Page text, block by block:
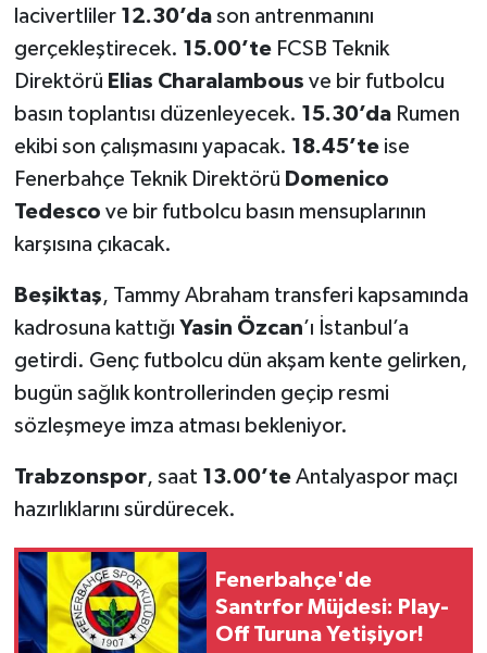
lacivertliler 12.30’dason antrenmanını
gerçekleştirecek. 15.00’teFCSB Teknik
Direktörü Elias Charalambous ve bir futbolcu
basın toplantısı düzenleyecek. 15.30’daRumen
ekibi son çalışmasını yapacak. 18.45’teise
Fenerbahçe Teknik Direktörü Domenico
Tedesco ve bir futbolcu basın mensuplarının
karşısına çıkacak.
Beşiktaş, Tammy Abraham transferi kapsamında
kadrosuna kattığı Yasin Özcan’ı İstanbul’a
getirdi. Genç futbolcu dün akşam kente gelirken,
bugün sağlık kontrollerinden geçip resmi
sözleşmeye imza atması bekleniyor.
Trabzonspor, saat 13.00’teAntalyaspor maçı
hazırlıklarını sürdürecek.
Fenerbahçe'de
Santrfor Müjdesi: Play-
Off Turuna Yetişiyor!
Sonsöz Özel
Spor
Vasıta
Yaşam